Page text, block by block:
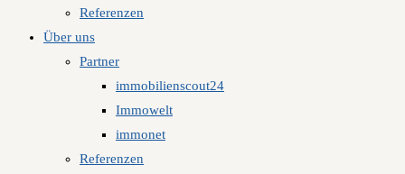
Referenzen
Über uns
Partner
immobilienscout24
Immowelt
immonet
Referenzen